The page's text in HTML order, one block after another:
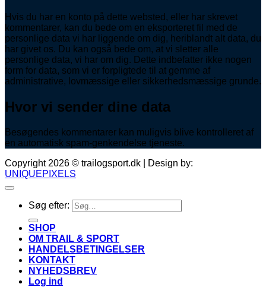
Hvis du har en konto på dette websted, eller har skrevet
kommentarer, kan du bede om en eksporteret fil med de
personlige data vi har liggende om dig, heriblandt alt data, du
har givet os. Du kan også bede om, at vi sletter alle
personlige data, vi har om dig. Dette indbefatter ikke nogen
form for data, som vi er forpligtede til at gemme af
administrative, lovmæssige eller sikkerhedsmæssige grunde.
Hvor vi sender dine data
Besøgendes kommentarer kan muligvis blive kontrolleret af
en automatisk spam-genkendelse tjeneste.
Copyright 2026 © trailogsport.dk | Design by:
UNIQUEPIXELS
Søg efter:
SHOP
OM TRAIL & SPORT
HANDELSBETINGELSER
KONTAKT
NYHEDSBREV
Log ind